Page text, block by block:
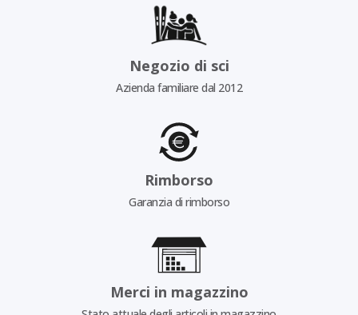
Negozio di sci
Azienda familiare dal 2012
Rimborso
Garanzia di rimborso
Merci in magazzino